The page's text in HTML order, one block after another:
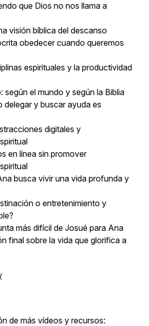
que Dios no nos llama a
visión bíblica del descanso
obedecer cuando queremos
espirituales y la productividad
según el mundo y según la Biblia
delegar y buscar ayuda es
digitales y
en línea sin promover
busca vivir una vida profunda y
o entretenimiento y
más difícil de Josué para Ana
final sobre la vida que glorifica a
de más vídeos y recursos: